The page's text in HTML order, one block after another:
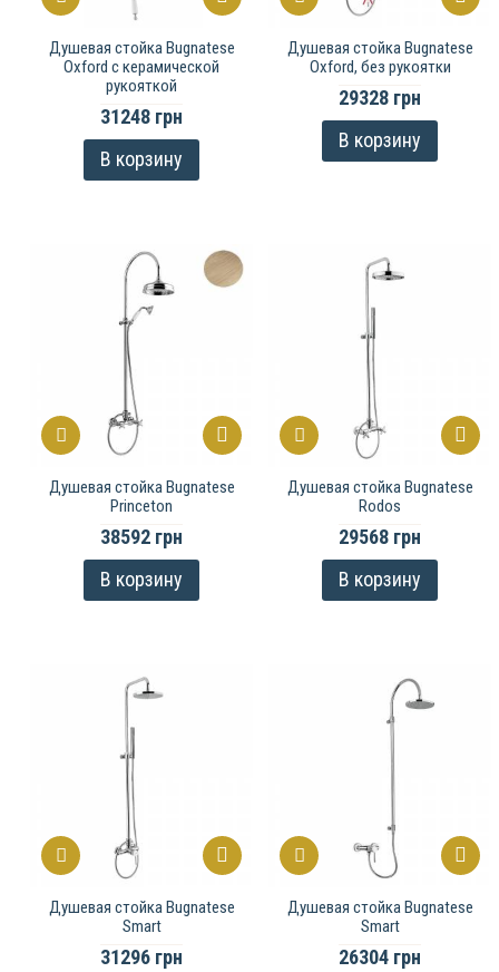
Душевая стойка Bugnatese
Oxford с керамической
рукояткой
31248 грн
В корзину
Душевая стойка Bugnatese
Oxford, без рукоятки
29328 грн
В корзину
Душевая стойка Bugnatese
Princeton
38592 грн
В корзину
Душевая стойка Bugnatese
Rodos
29568 грн
В корзину
Душевая стойка Bugnatese
Smart
31296 грн
Душевая стойка Bugnatese
Smart
26304 грн